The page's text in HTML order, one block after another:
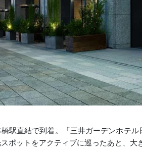
駅直結で到着。「三井ガーデンホテ
ポットをアクティブに巡ったあと、大